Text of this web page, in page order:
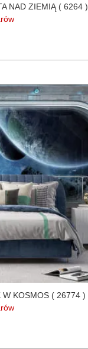
NAD ZIEMIĄ ( 6264 )
W KOSMOS ( 26774 )